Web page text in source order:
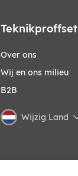
Teknikproffset
Over ons
Wij en ons milieu
B2B
Wijzig Land